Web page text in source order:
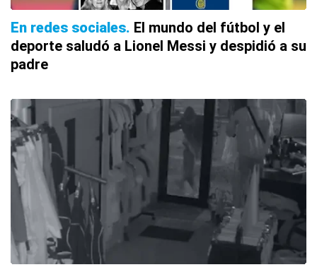
En redes sociales El mundo del fútbol y el
deporte saludó a Lionel Messi y despidió a su
padre